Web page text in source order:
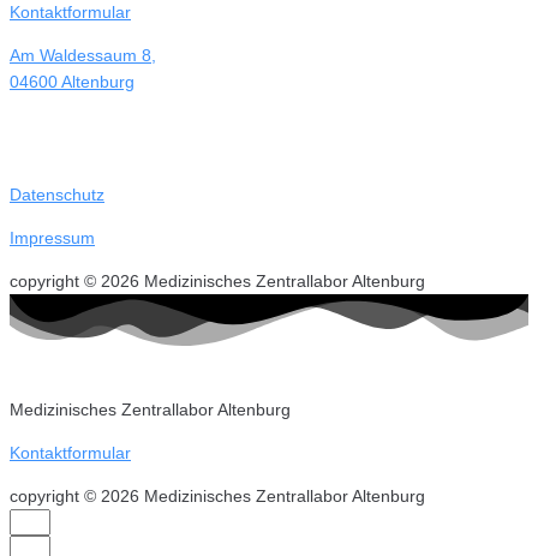
Kontaktformular
Am Waldessaum 8,
04600 Altenburg
Datenschutz
Impressum
copyright © 2026 Medizinisches Zentrallabor Altenburg
Medizinisches Zentrallabor Altenburg
Kontaktformular
copyright © 2026 Medizinisches Zentrallabor Altenburg